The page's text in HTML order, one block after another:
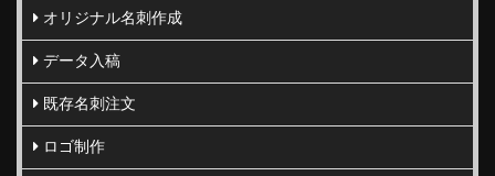
オリジナル名刺作成
データ入稿
既存名刺注文
ロゴ制作